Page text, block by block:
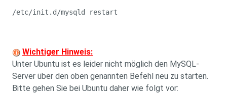
/etc/init.d/mysqld restart
Wichtiger Hinweis:
Unter Ubuntu ist es leider nicht möglich den MySQL-
Server über den oben genannten Befehl neu zu starten.
Bitte gehen Sie bei Ubuntu daher wie folgt vor: